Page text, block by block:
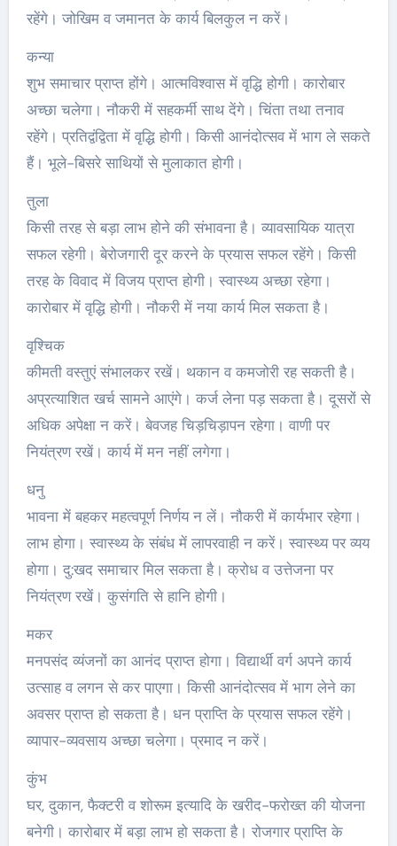
रहेंगे। जोखिम व जमानत के कार्य बिलकुल न करें।
कन्या
शुभ समाचार प्राप्त होंगे। आत्मविश्वास में वृद्धि होगी। कारोबार
अच्‍छा चलेगा। नौकरी में सहकर्मी साथ देंगे। चिंता तथा तनाव
रहेंगे। प्रतिद्वंद्विता में वृद्धि होगी। किसी आनंदोत्सव में भाग ले सकते
हैं। भूले-बिसरे साथियों से मुलाकात होगी।
तुला
किसी तरह से बड़ा लाभ होने की संभावना है। व्यावसायिक यात्रा
सफल रहेगी। बेरोजगारी दूर करने के प्रयास सफल रहेंगे। किसी
तरह के विवाद में विजय प्राप्त होगी। स्वास्थ्य अच्‍छा रहेगा।
कारोबार में वृद्धि होगी। नौकरी में नया कार्य मिल सकता है।
वृश्चिक
कीमती वस्तुएं संभालकर रखें। थकान व कमजोरी रह सकती है।
अप्रत्याशित खर्च सामने आएंगे। कर्ज लेना पड़ सकता है। दूसरों से
अधिक अपेक्षा न करें। बेवजह चिड़चिड़ापन रहेगा। वाणी पर
नियंत्रण रखें। कार्य में मन नहीं लगेगा।
धनु
भावना में बहकर महत्वपूर्ण निर्णय न लें। नौकरी में कार्यभार रहेगा।
लाभ होगा। स्वास्थ्य के संबंध में लापरवाही न करें। स्वास्थ्‍य पर व्यय
होगा। दु:खद समाचार मिल सकता है। क्रोध व उत्तेजना पर
नियंत्रण रखें। कुसंगति से हानि होगी।
मकर
मनपसंद व्यंजनों का आनंद प्राप्त होगा। विद्यार्थी वर्ग अपने कार्य
उत्साह व लगन से कर पाएगा। किसी आनंदोत्सव में भाग लेने का
अवसर प्राप्त हो सकता है। धन प्राप्ति के प्रयास सफल रहेंगे।
व्यापार-व्यवसाय अच्‍छा चलेगा। प्रमाद न करें।
कुंभ
घर, दुकान, फैक्टरी व शोरूम इत्यादि के खरीद-फरोख्त की योजना
बनेगी। कारोबार में बड़ा लाभ हो सकता है। रोजगार प्राप्ति के